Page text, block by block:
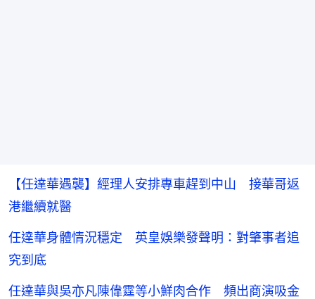
【任達華遇襲】經理人安排專車趕到中山 接華哥返
港繼續就醫
任達華身體情況穩定 英皇娛樂發聲明：對肇事者追
究到底
任達華與吳亦凡陳偉霆等小鮮肉合作 頻出商演吸金